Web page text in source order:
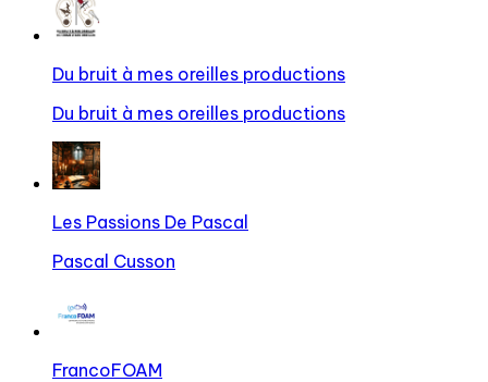
Du bruit à mes oreilles productions
Du bruit à mes oreilles productions
Les Passions De Pascal
Pascal Cusson
FrancoFOAM